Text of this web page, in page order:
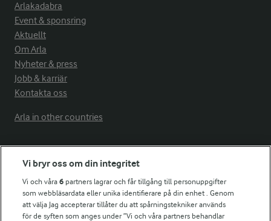
Arlakadabra
Event & sponsring
Aktuellt
Om Arla
Nyheter & press
Jobb & karriär
Kontakta oss
Arla in other countries
Fler Arlasajter
För ägare
Arlas kundportal
Vi bryr oss om din integritet
Vi och våra6 partners lagrar och får tillgång till personuppgifter
som webbläsardata eller unika identifierare på din enhet . Genom
att välja Jag accepterar tillåter du att spårningstekniker används
för de syften som anges under ”Vi och våra partners behandlar